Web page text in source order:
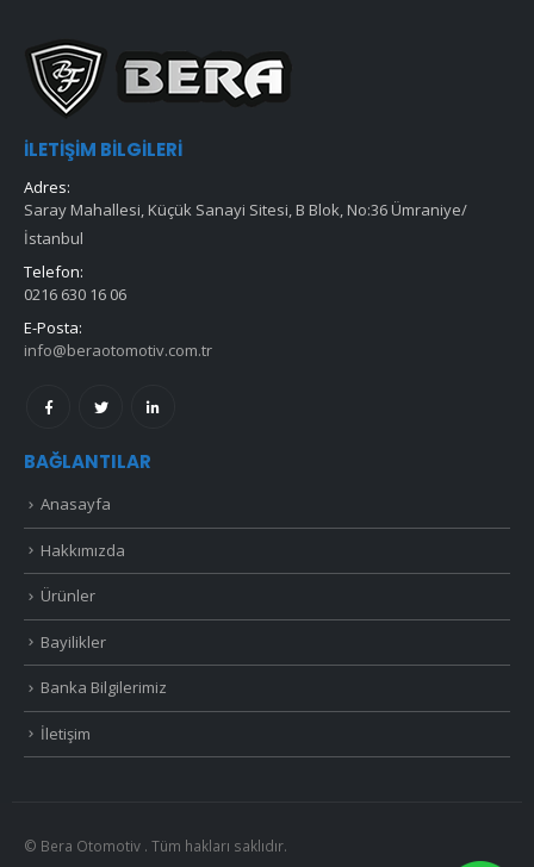
İLETIŞIM BILGILERI
Adres:
Saray Mahallesi, Küçük Sanayi Sitesi, B Blok, No:36 Ümraniye/
İstanbul
Telefon:
0216 630 16 06
E-Posta:
info@beraotomotiv.com.tr
BAĞLANTILAR
Anasayfa
Hakkımızda
Ürünler
Bayilikler
Banka Bilgilerimiz
İletişim
© Bera Otomotiv . Tüm hakları saklıdır.